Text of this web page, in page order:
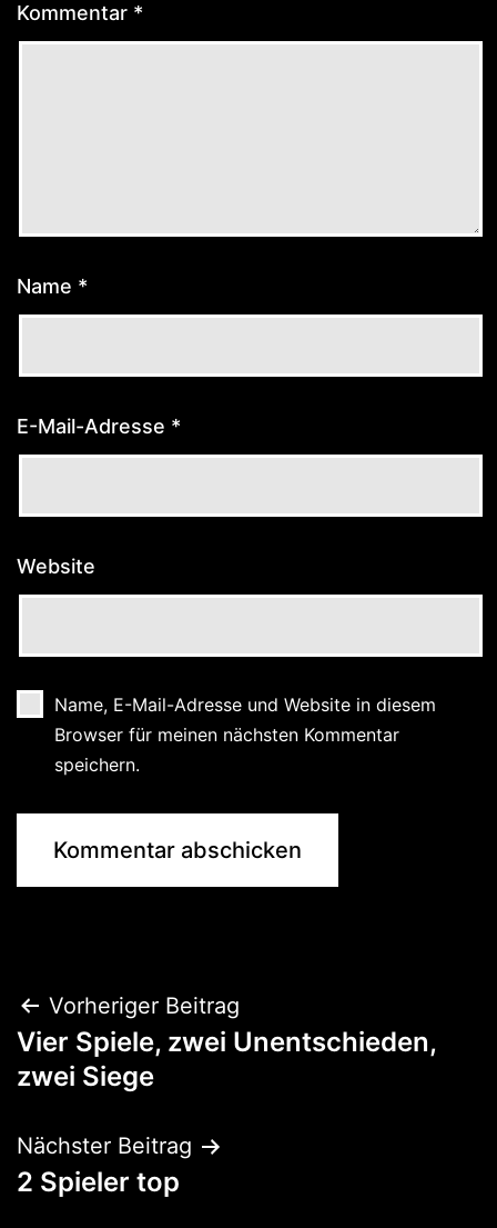
Kommentar *
Name *
E-Mail-Adresse *
Website
Name, E-Mail-Adresse und Website in diesem
Browser für meinen nächsten Kommentar
speichern.
Beitragsnavigation
Vorheriger Beitrag
Vier Spiele, zwei Unentschieden,
zwei Siege
Nächster Beitrag
2 Spieler top